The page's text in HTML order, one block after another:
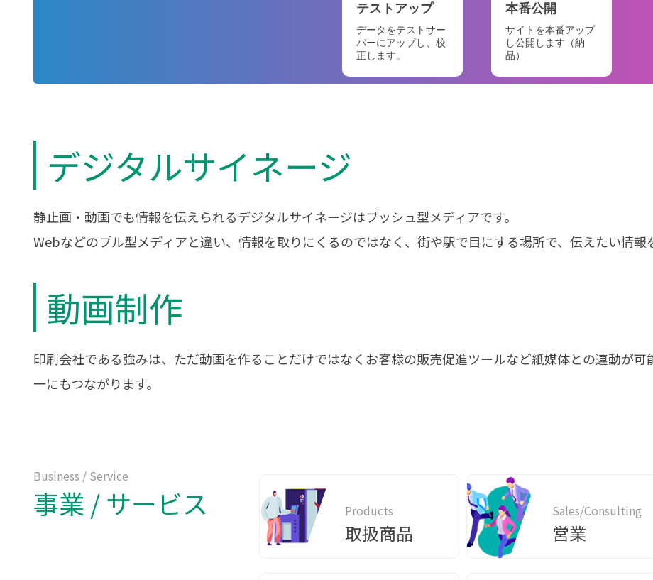
テストアップ
データをテストサー
バーにアップし、校
正します。
本番公開
サイトを本番アップ
し公開します（納
品）
デジタルサイネージ
静止画・動画でも情報を伝えられるデジタルサイネージはプッシュ型メディアです。
Webなどのプル型メディアと違い、情報を取りにくるのではなく、街や駅で目にする場所で、伝えたい情報
動画制作
印刷会社である強みは、ただ動画を作ることだけではなくお客様の販売促進ツールなど紙媒体との連動が
一にもつながります。
Business / Service
事業 / サービス Products
取扱商品
Sales/Consulting
営業